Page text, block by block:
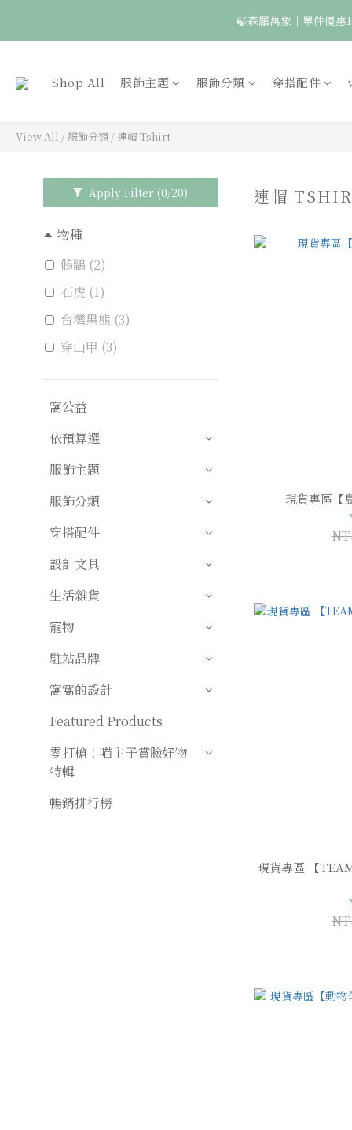
🦉國際貓頭鷹日｜指定
Shop All 服飾主題 服飾分類 穿搭配件
View All / 服飾分類 / 連帽 Tshirt
Apply Filter (0/20)
物種
鵂鶹 (2)
石虎 (1)
台灣黑熊 (3)
穿山甲 (3)
窩公益
依預算選
服飾主題
服飾分類
穿搭配件
設計文具
生活雜貨
寵物
駐站品牌
窩窩的設計
Featured Products
零打槍！喵主子賞臉好物
特輯
暢銷排行榜
連帽
現貨專區【
現貨專區 【